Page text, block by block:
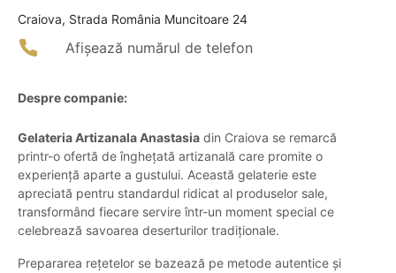
Craiova, Strada România Muncitoare 24
Afișează numărul de telefon
Despre companie:
Gelateria Artizanala Anastasia din Craiova se remarcă
printr-o ofertă de înghețată artizanală care promite o
experiență aparte a gustului. Această gelaterie este
apreciată pentru standardul ridicat al produselor sale,
transformând fiecare servire într-un moment special ce
celebrează savoarea deserturilor tradiționale.
Prepararea rețetelor se bazează pe metode autentice și